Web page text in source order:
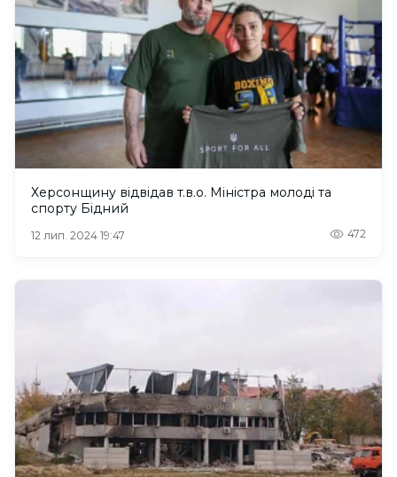
Херсонщину відвідав т.в.о. Міністра молоді та
спорту Бідний
12 лип. 2024 19:47 472